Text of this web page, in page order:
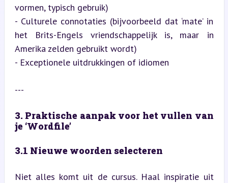
vormen, typisch gebruik)
- Culturele connotaties (bijvoorbeeld dat ‘mate’ in
het Brits-Engels vriendschappelijk is, maar in
Amerika zelden gebruikt wordt)
- Exceptionele uitdrukkingen of idiomen
---
3. Praktische aanpak voor het vullen van
je ‘Wordfile’
3.1 Nieuwe woorden selecteren
Niet alles komt uit de cursus. Haal inspiratie uit